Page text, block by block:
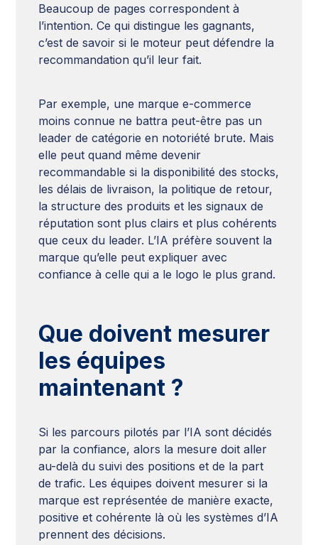
Beaucoup de pages correspondent à
l’intention. Ce qui distingue les gagnants,
c’est de savoir si le moteur peut défendre la
recommandation qu’il leur fait.
Par exemple, une marque e-commerce
moins connue ne battra peut-être pas un
leader de catégorie en notoriété brute. Mais
elle peut quand même devenir
recommandable si la disponibilité des stocks,
les délais de livraison, la politique de retour,
la structure des produits et les signaux de
réputation sont plus clairs et plus cohérents
que ceux du leader. L’IA préfère souvent la
marque qu’elle peut expliquer avec
confiance à celle qui a le logo le plus grand.
Que doivent mesurer
les équipes
maintenant ?
Si les parcours pilotés par l’IA sont décidés
par la confiance, alors la mesure doit aller
au-delà du suivi des positions et de la part
de trafic. Les équipes doivent mesurer si la
marque est représentée de manière exacte,
positive et cohérente là où les systèmes d’IA
prennent des décisions.